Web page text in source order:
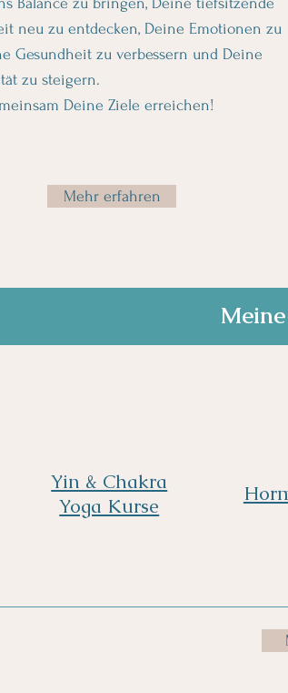
neu zu entdecken, Deine Emotionen zu
Gesundheit zu verbessern und Deine
zu steigern.
Deine Ziele erreichen!
Mehr erfahren
Yin & Chakra
Yoga Kurse